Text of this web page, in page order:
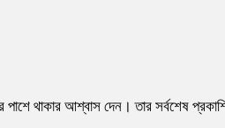
থাকার আশ্বাস দেন। তার সর্বশেষ